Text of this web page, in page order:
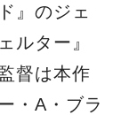
』のジェ
ルター』
督は本作
・A・ブラ